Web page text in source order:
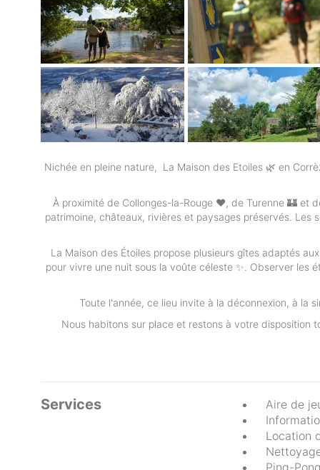
Nichée en pleine nature, La Maison des Etoiles 🌿 en
À proximité de Collonges-la-Rouge ❤️, de Turenne 🏰 et
patrimoine, châteaux, rivières et paysages préservés.
La Maison des Étoiles propose plusieurs gîtes adaptés
pour vivre une nuit sous la voûte céleste ✨. Observer les
Toute l'année, ce lieu invite à la déconnexion, à la
Nous habitons sur place et restons à votre disposition
Services
Aire de
Location